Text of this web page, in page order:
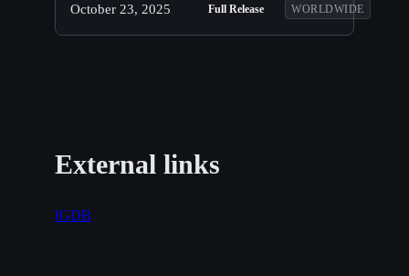
October 23, 2025 Full Release WORLDWIDE
External links
IGDB